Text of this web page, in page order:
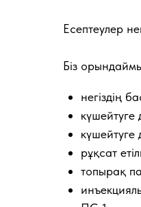
Есептеулер
Біз
негіздің
күшейтуге
күшейтуге
рұқсат
топырақ